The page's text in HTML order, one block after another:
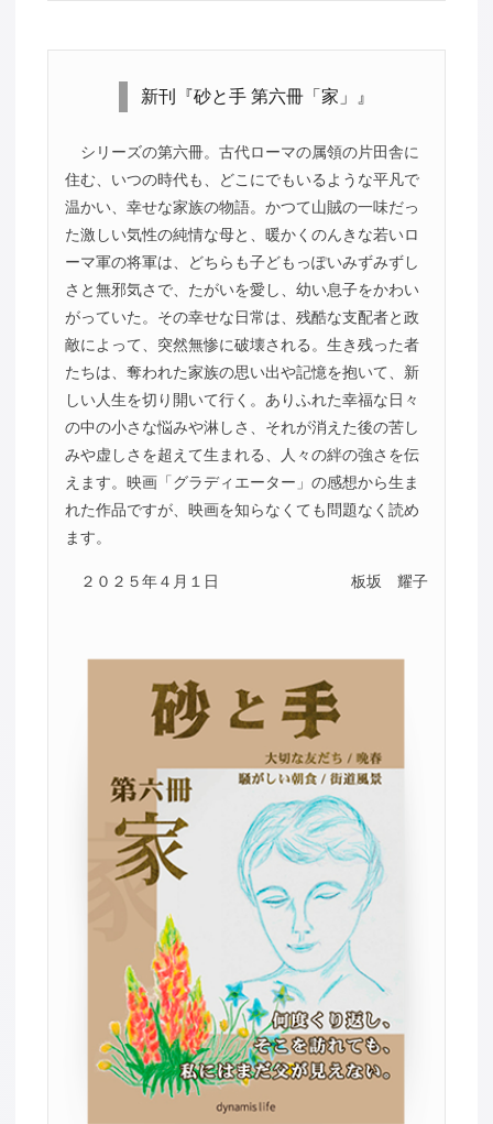
新刊『砂と手 第六冊「家」』
シリーズの第六冊。古代ローマの属領の片田舎に
住む、いつの時代も、どこにでもいるような平凡で
温かい、幸せな家族の物語。かつて山賊の一味だっ
た激しい気性の純情な母と、暖かくのんきな若いロ
ーマ軍の将軍は、どちらも子どもっぽいみずみずし
さと無邪気さで、たがいを愛し、幼い息子をかわい
がっていた。その幸せな日常は、残酷な支配者と政
敵によって、突然無惨に破壊される。生き残った者
たちは、奪われた家族の思い出や記憶を抱いて、新
しい人生を切り開いて行く。ありふれた幸福な日々
の中の小さな悩みや淋しさ、それが消えた後の苦し
みや虚しさを超えて生まれる、人々の絆の強さを伝
えます。映画「グラディエーター」の感想から生ま
れた作品ですが、映画を知らなくても問題なく読め
ます。
２０２５年４月１日 板坂 耀子